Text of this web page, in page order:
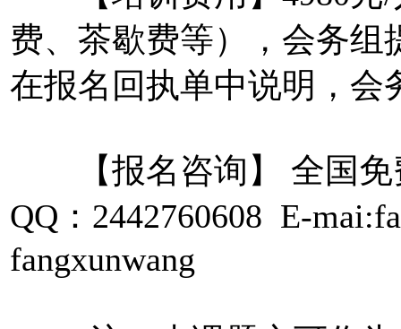
费、茶歇费等），会务组
在报名回执单中说明，会
【报名咨询】 全国免
QQ：2442760608 E-
fangxunwang